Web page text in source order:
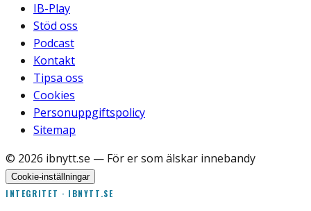
IB-Play
Stöd oss
Podcast
Kontakt
Tipsa oss
Cookies
Personuppgiftspolicy
Sitemap
© 2026 ibnytt.se — För er som älskar innebandy
Cookie-inställningar
INTEGRITET · IBNYTT.SE